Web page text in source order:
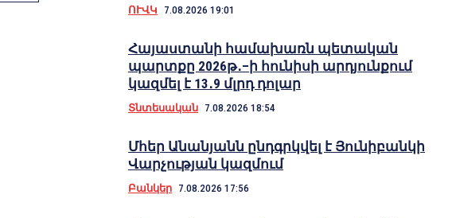
ՈՒՎԿ 7.08.2026 19:01
Հայաստանի համախառն պետական
պարտքը 2026թ․–ի հունիսի արդյունքում
կազմել է 13․9 մլրդ դոլար
Տնտեսական 7.08.2026 18:54
Մհեր Անանյանն ընդգրկվել է Յունիբանկի
Վարչության կազմում
Բանկեր 7.08.2026 17:56